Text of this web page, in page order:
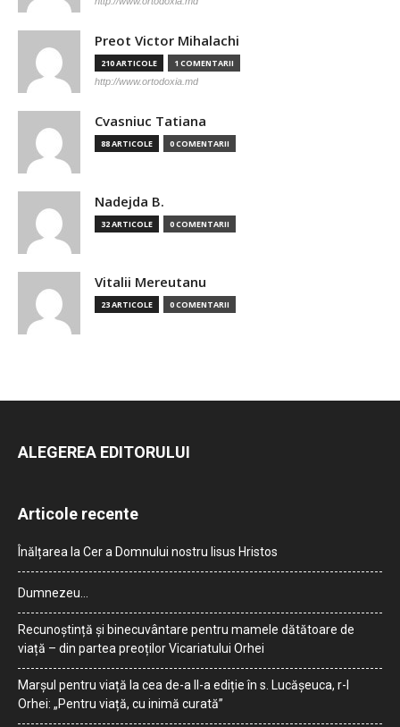
Preot Victor Mihalachi
210 ARTICOLE 1 COMENTARII
http://www.ortodoxia.md
Cvasniuc Tatiana
88 ARTICOLE 0 COMENTARII
Nadejda B.
32 ARTICOLE 0 COMENTARII
Vitalii Mereutanu
23 ARTICOLE 0 COMENTARII
ALEGEREA EDITORULUI
Articole recente
Înălțarea la Cer a Domnului nostru Iisus Hristos
Dumnezeu…
Recunoștință și binecuvântare pentru mamele dătătoare de
viață – din partea preoților Vicariatului Orhei
Marșul pentru viață la cea de-a II-a ediție în s. Lucășeuca, r-l
Orhei: „Pentru viață, cu inimă curată”